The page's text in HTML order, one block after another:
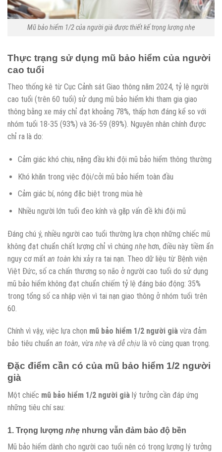
Mũ bảo hiểm 1/2 của người già được thiết kế trọng lượng nhẹ
Thực trạng sử dụng mũ bảo hiểm của người
cao tuổi
Theo thống kê từ Cục Cảnh sát Giao thông năm 2024, tỷ lệ người
cao tuổi (trên 60 tuổi) sử dụng mũ bảo hiểm khi tham gia giao
thông bằng xe máy chỉ đạt khoảng 78%, thấp hơn đáng kể so với
nhóm tuổi 18-35 (93%) và 36-59 (89%). Nguyên nhân chính được
chỉ ra là do:
Cảm giác khó chịu, nặng đầu khi đội mũ bảo hiểm thông thường
Khó khăn trong việc đội/cởi mũ bảo hiểm toàn đầu
Cảm giác bí, nóng đặc biệt trong mùa hè
Nhiều người lớn tuổi đeo kính và gặp vấn đề khi đội mũ
Đáng chú ý, nhiều người cao tuổi thường lựa chọn những chiếc mũ
không đạt chuẩn chất lượng chỉ vì chúng nhẹ hơn, điều này tiềm ẩn
nguy cơ mất an toàn khi xảy ra tai nạn. Theo dữ liệu từ Bệnh viện
Việt Đức, số ca chấn thương sọ não ở người cao tuổi do sử dụng
mũ bảo hiểm không đạt chuẩn chiếm tỷ lệ đáng báo động: 35%
trong tổng số ca nhập viện vì tai nạn giao thông ở nhóm tuổi trên
60.
Chính vì vậy, việc lựa chọn mũ bảo hiểm 1/2 người già vừa đảm
bảo tiêu chuẩn an toàn, vừa nhẹ và dễ chịu là vô cùng quan trọng.
Đặc điểm cần có của mũ bảo hiểm 1/2 người
già
Một chiếc mũ bảo hiểm 1/2 người già lý tưởng cần đáp ứng
những tiêu chí sau:
1. Trọng lượng nhẹ nhưng vẫn đảm bảo độ bền
Mũ bảo hiểm dành cho người cao tuổi nên có trọng lượng lý tưởng